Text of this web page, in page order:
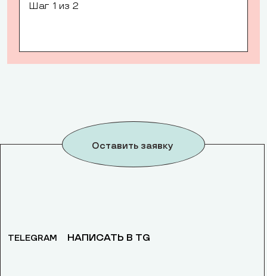
Шаг 1 из 2
Оставить заявку
TELEGRAM НАПИСАТЬ В TG